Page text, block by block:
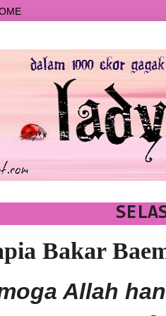
Bakar
Allah